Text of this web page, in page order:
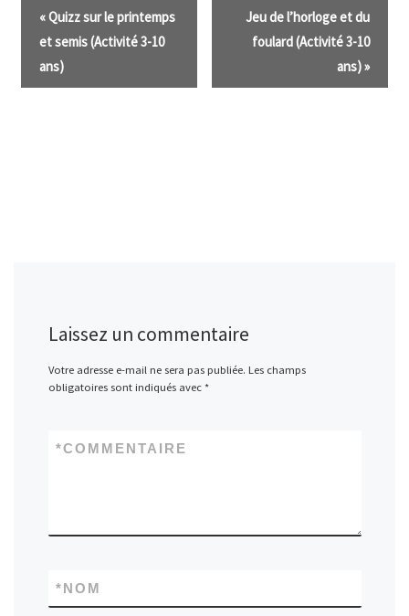
«Quizz sur le printemps
et semis (Activité 3-10
ans)
Jeu de l’horloge et du
foulard (Activité 3-10
ans)»
Laissez un commentaire
Votre adresse e-mail ne sera pas publiée. Les champs
obligatoires sont indiqués avec *
COMMENTAIRE
*
NOM
*